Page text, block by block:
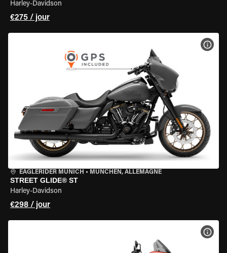
Harley-Davidson
€275 / jour
EAGLERIDER MUNICH • MÜNCHEN, ALLEMAGNE
STREET GLIDE® ST
Harley-Davidson
€298 / jour